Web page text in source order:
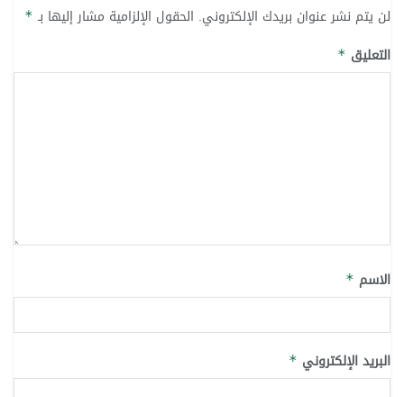
لن يتم نشر عنوان بريدك الإلكتروني. الحقول الإلزامية مشار إليها بـ *
التعليق *
الاسم *
البريد الإلكتروني *